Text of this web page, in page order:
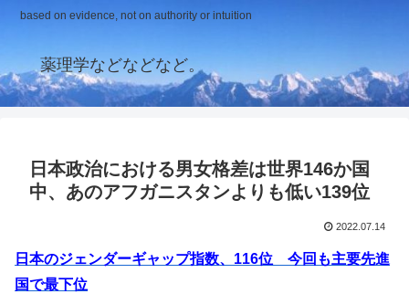
based on evidence, not on authority or intuition
薬理学などなどなど。
日本政治における男女格差は世界146か国
中、あのアフガニスタンよりも低い139位
2022.07.14
日本のジェンダーギャップ指数、116位 今回も主要先進
国で最下位